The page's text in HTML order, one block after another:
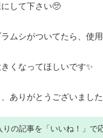
して下さい🥺
ムシがついてたら、使
くなってほしいです✨
ありがとうございまし
りの記事を「いいね！」で